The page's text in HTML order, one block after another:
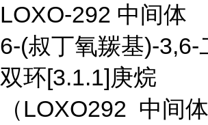
LOXO-292 中间体
6-(叔丁氧羰基)-3,6-
双环[3.1.1]庚烷
（LOXO292 中间